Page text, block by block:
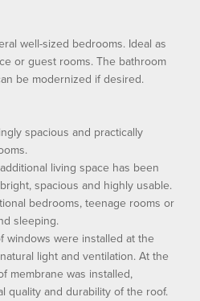
well-sized bedrooms. Ideal as
or guest rooms. The bathroom
be modernized if desired.
spacious and practically
living space has been
spacious and highly usable.
bedrooms, teenage rooms or
sleeping.
windows were installed at the
light and ventilation. At the
membrane was installed,
quality and durability of the roof.